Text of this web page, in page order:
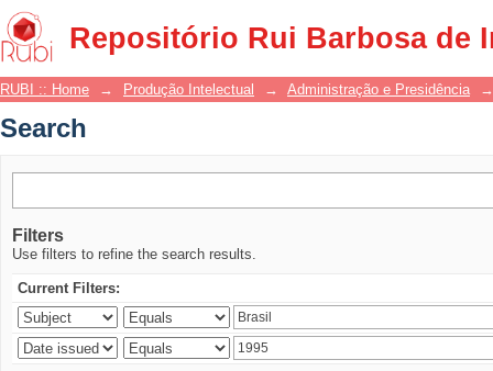
Repositório Rui Barbosa de
Search
RUBI :: Home → Produção Intelectual → Administração e Presidência →
Search
Filters
Use filters to refine the search results.
Current Filters: